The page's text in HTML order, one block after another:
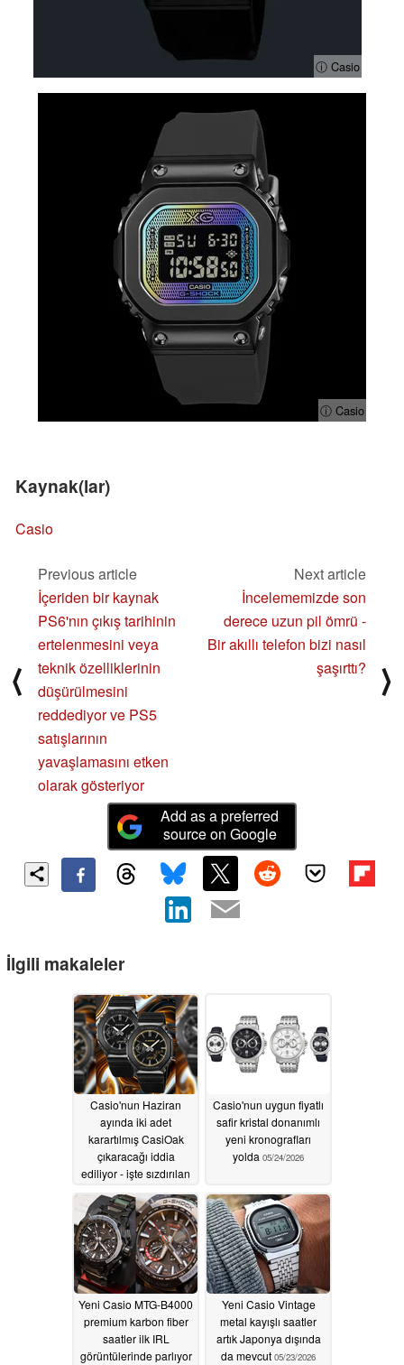
ⓘ Casio
ⓘ Casio
Kaynak(lar)
Casio
⟨
Previous article
İçeriden bir kaynak
PS6'nın çıkış tarihinin
ertelenmesini veya
teknik özelliklerinin
düşürülmesini
reddediyor ve PS5
satışlarının
yavaşlamasını etken
olarak gösteriyor
Next article
İncelememizde son
derece uzun pil ömrü -
Bir akıllı telefon bizi nasıl
şaşırttı?
⟩
Add as a preferred
source on Google
İlgili makaleler
Casio'nun Haziran
ayında iki adet
karartılmış CasiOak
çıkaracağı iddia
ediliyor - işte sızdırılan
05/25/2026
Casio'nun uygun fiyatlı
safir kristal donanımlı
yeni kronografları
yolda 05/24/2026
Yeni Casio MTG-B4000
premium karbon fiber
saatler ilk IRL
görüntülerinde parlıyor
Yeni Casio Vintage
metal kayışlı saatler
artık Japonya dışında
da mevcut 05/23/2026